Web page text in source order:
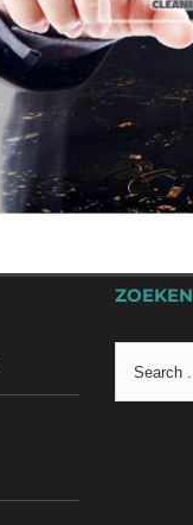
ZOEKEN
Search
for: